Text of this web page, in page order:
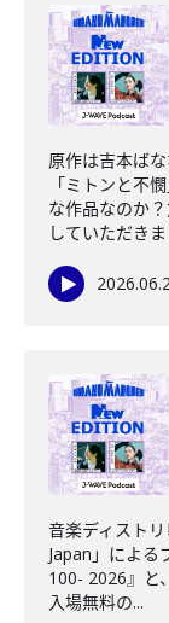
原作は吉本ば
「ミトンと不
な作品なのか
していただき
音楽ディスト
Japan」による
100- 2026』と
入場無料の...